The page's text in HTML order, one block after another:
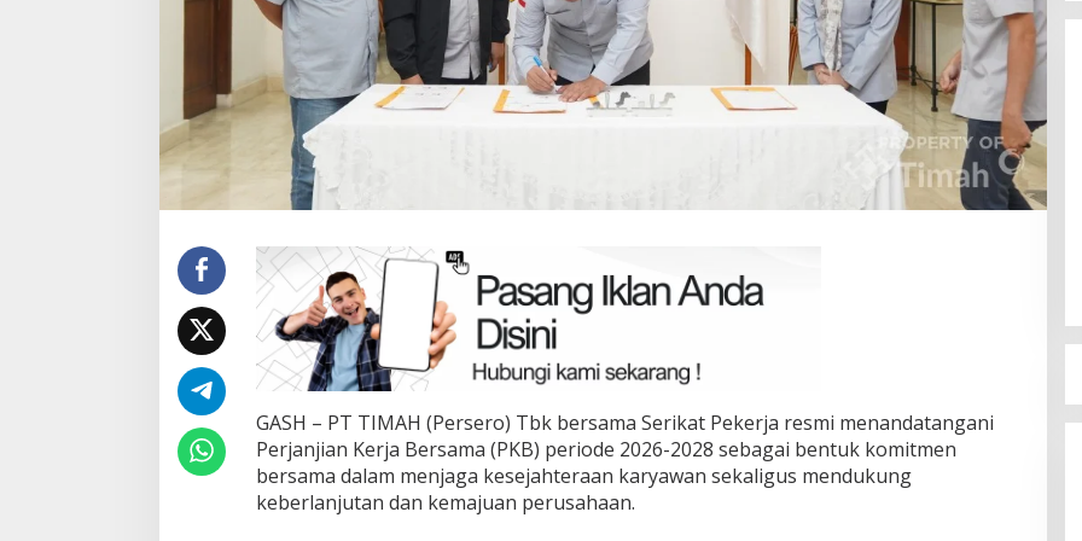
GASH – PT TIMAH (Persero) Tbk bersama Serikat Pekerja resmi menandatangani
Perjanjian Kerja Bersama (PKB) periode 2026-2028 sebagai bentuk komitmen
bersama dalam menjaga kesejahteraan karyawan sekaligus mendukung
keberlanjutan dan kemajuan perusahaan.
Terpilih di Musda VI, Rina Tarol
Golkar Bangka Selatan
| 29/03/2026
Ramadan Penuh Berkah, PAC
Bagikan Takjil
Di Bangka Selatan, Politik
Struktur Partai Aktif Turun ke
Rakyat
Di Bangka Belitung, Politik 08/02/2026